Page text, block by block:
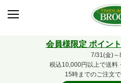
会員様限定 ポイン
7/31(金)～
税込10,000円以上で送料
15時までのご注文